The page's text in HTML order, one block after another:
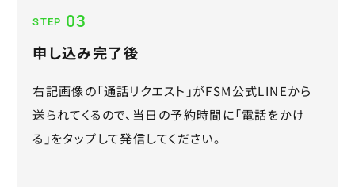
STEP 03
申し込み完了後
右記画像の「通話リクエスト」がFSM公式LINEから
送られてくるので、当日の予約時間に「電話をかけ
る」をタップして発信してください。